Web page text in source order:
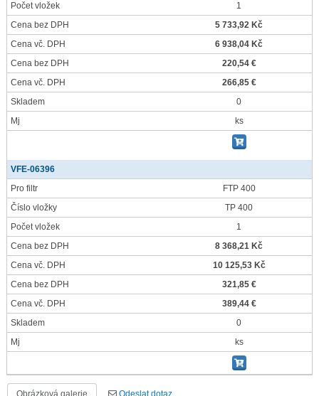
Počet vložek
1
Cena bez DPH
5 733,92 Kč
Cena vč. DPH
6 938,04 Kč
Cena bez DPH
220,54 €
Cena vč. DPH
266,85 €
Skladem
0
Mj
ks
VFE-06396
Pro filtr
FTP 400
Číslo vložky
TP 400
Počet vložek
1
Cena bez DPH
8 368,21 Kč
Cena vč. DPH
10 125,53 Kč
Cena bez DPH
321,85 €
Cena vč. DPH
389,44 €
Skladem
0
Mj
ks
Obrázková galerie Odeslat dotaz